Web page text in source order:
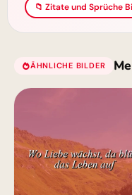
📁 Zitate und Sprüche
ÄHNLICHE BILDER